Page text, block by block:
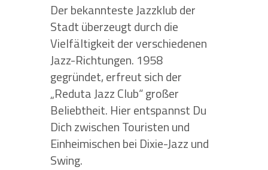
Der bekannteste Jazzklub der
Stadt überzeugt durch die
Vielfältigkeit der verschiedenen
Jazz-Richtungen. 1958
gegründet, erfreut sich der
„Reduta Jazz Club“ großer
Beliebtheit. Hier entspannst Du
Dich zwischen Touristen und
Einheimischen bei Dixie-Jazz und
Swing.